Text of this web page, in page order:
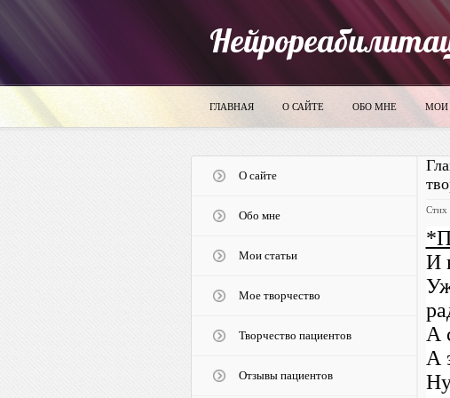
ГЛАВНАЯ О САЙТЕ ОБО МНЕ МОИ
О сайте
Обо мне
Мои статьи
Мое творчество
Творчество пациентов
Отзывы пациентов
Стих
И
А
А